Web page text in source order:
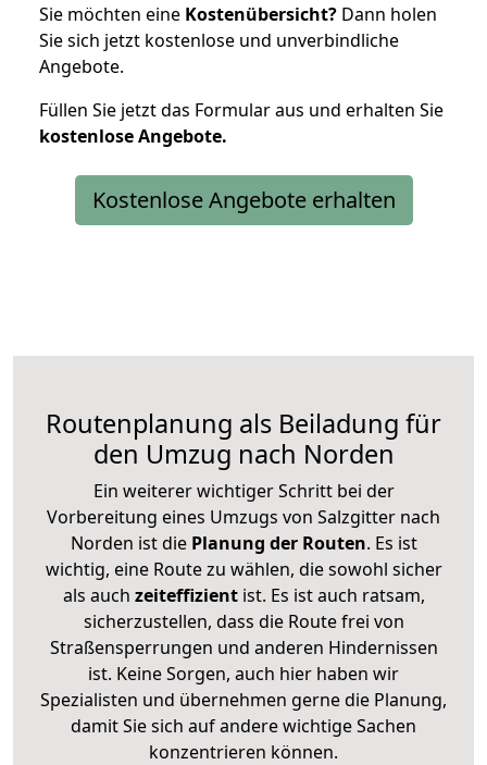
Sie möchten eine Kostenübersicht? Dann holen
Sie sich jetzt kostenlose und unverbindliche
Angebote.
Füllen Sie jetzt das Formular aus und erhalten Sie
kostenloseAngebote.
Kostenlose Angebote erhalten
Routenplanung als Beiladung für
den Umzug nach Norden
Ein weiterer wichtiger Schritt bei der
Vorbereitung eines Umzugs von Salzgitter nach
Norden ist diePlanung der Routen. Es ist
wichtig, eine Route zu wählen, die sowohl sicher
als auch zeiteffizientist. Es ist auch ratsam,
sicherzustellen, dass die Route frei von
Straßensperrungen und anderen Hindernissen
ist. Keine Sorgen, auch hier haben wir
Spezialisten und übernehmen gerne die Planung,
damit Sie sich auf andere wichtige Sachen
konzentrieren können.